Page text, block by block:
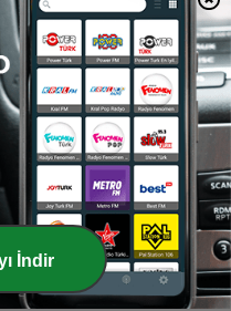
Reggae's Future
for the Future
İndir